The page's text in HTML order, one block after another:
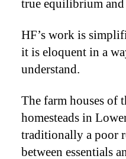
true equilibrium
HF’s work is
it is eloquent in a
understand.
The farm houses of
homesteads in
traditionally a poor
between essentials